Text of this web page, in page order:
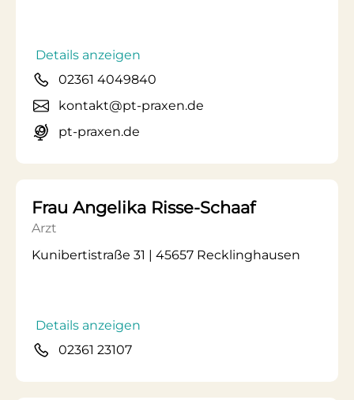
Details anzeigen
02361 4049840
kontakt@pt-praxen.de
pt-praxen.de
Frau Angelika Risse-Schaaf
Arzt
Kunibertistraße 31 | 45657 Recklinghausen
Details anzeigen
02361 23107